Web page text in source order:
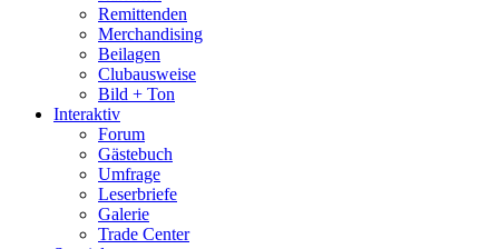
Remittenden
Merchandising
Beilagen
Clubausweise
Bild + Ton
Interaktiv
Forum
Gästebuch
Umfrage
Leserbriefe
Galerie
Trade Center